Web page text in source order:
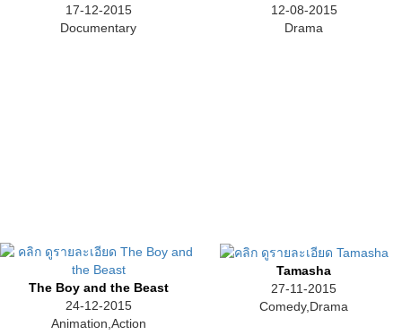
17-12-2015
Documentary
12-08-2015
Drama
The Boy and the Beast
24-12-2015
Animation,Action
Tamasha
27-11-2015
Comedy,Drama